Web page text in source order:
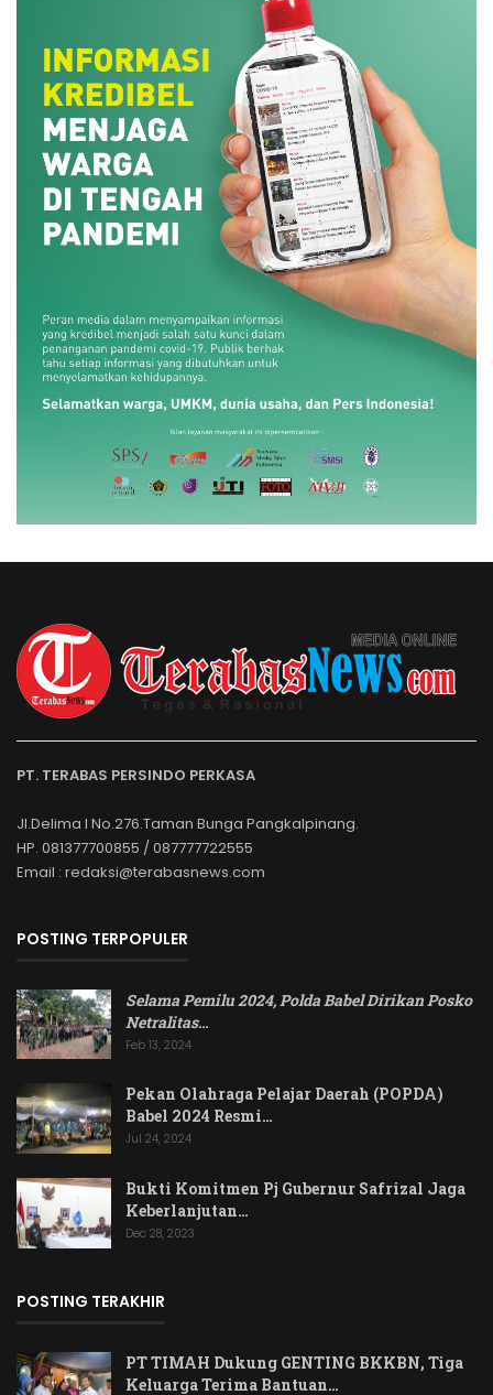
PT. TERABAS PERSINDO PERKASA
Jl.Delima I No.276.Taman Bunga Pangkalpinang.
HP. 081377700855 / 087777722555
Email : redaksi@terabasnews.com
POSTING TERPOPULER
Selama Pemilu 2024, Polda Babel Dirikan Posko
Netralitas…
Feb 13, 2024
Pekan Olahraga Pelajar Daerah (POPDA)
Babel 2024 Resmi…
Jul 24, 2024
Bukti Komitmen Pj Gubernur Safrizal Jaga
Keberlanjutan…
Dec 28, 2023
POSTING TERAKHIR
PT TIMAH Dukung GENTING BKKBN, Tiga
Keluarga Terima Bantuan…